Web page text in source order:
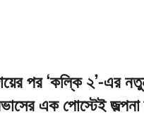
পর ‘কল্কি ২’-এর
এক পোস্টেই জল্পনা